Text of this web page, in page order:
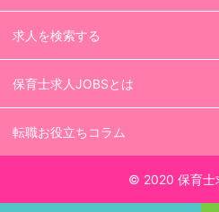
求人を検索する
保育士求人JOBSとは
転職お役立ちコラム
© 2020 保育士